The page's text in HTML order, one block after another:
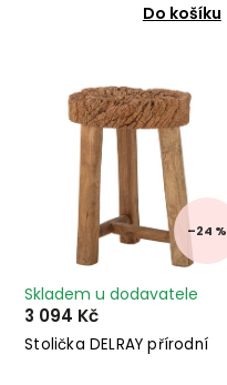
Do košíku
–24 %
Stolička DELRAY přírodní
Skladem u dodavatele
3 094 Kč